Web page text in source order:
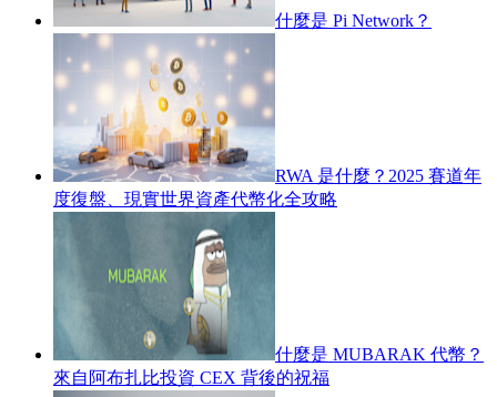
什麼是 Pi Network？
RWA 是什麼？2025 賽道年
度復盤、現實世界資產代幣化全攻略
什麼是 MUBARAK 代幣？
來自阿布扎比投資 CEX 背後的祝福